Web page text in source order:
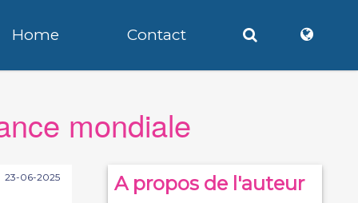
Home Contact
mondiale
23-06-2025 A propos de l'auteur